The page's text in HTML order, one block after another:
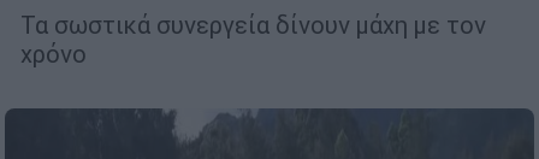
Τα σωστικά συνεργεία δίνουν μάχη με τον
χρόνο